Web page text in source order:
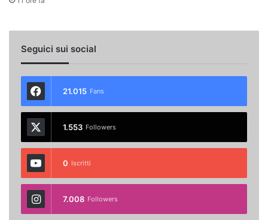
Seguici sui social
21.015 Fans
1.553 Followers
0 Iscritti
7.008 Followers